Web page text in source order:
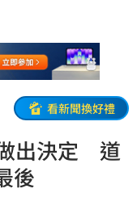
看新聞換好禮
出決定 道
後